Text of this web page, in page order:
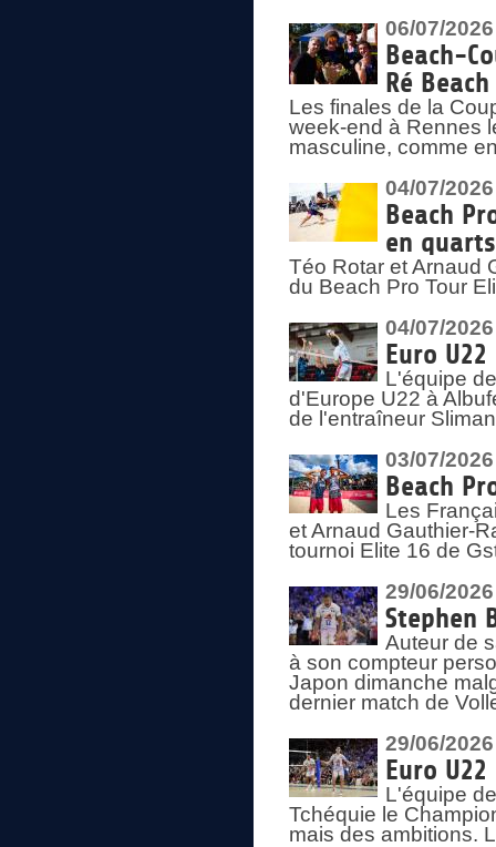
06/07/2026
Beach-
Ré
Les finales de la
week-end à Rennes
masculine, comme
04/07/2026
Beach
en quarts
Téo Rotar et Arnaud
du Beach Pro Tour
04/07/2026
Euro
L'équipe
d'Europe U22 à
de l'entraîneur
03/07/2026
Beach
Les
et Arnaud Gauthier-
tournoi Elite 16 de
29/06/2026
Stephen
Auteur de
à son compteur
Japon dimanche
dernier match de
29/06/2026
Euro
L'équipe
Tchéquie le
mais des ambitions.